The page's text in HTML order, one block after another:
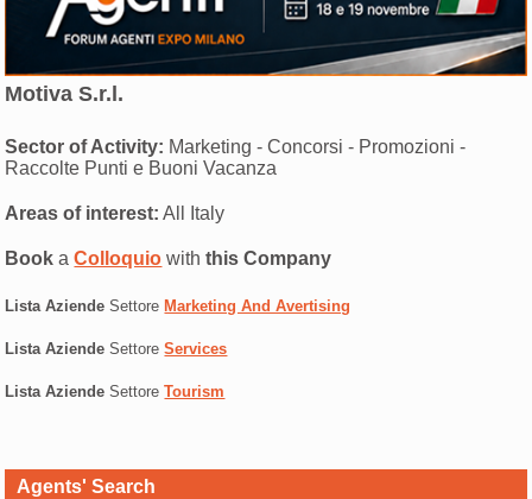
Motiva S.r.l.
Sector of Activity: Marketing - Concorsi - Promozioni -
Raccolte Punti e Buoni Vacanza
Areas of interest: All Italy
Book aColloquio withthis Company
Lista Aziende Settore Marketing And Avertising
Lista Aziende SettoreServices
Lista Aziende SettoreTourism
Agents' Search